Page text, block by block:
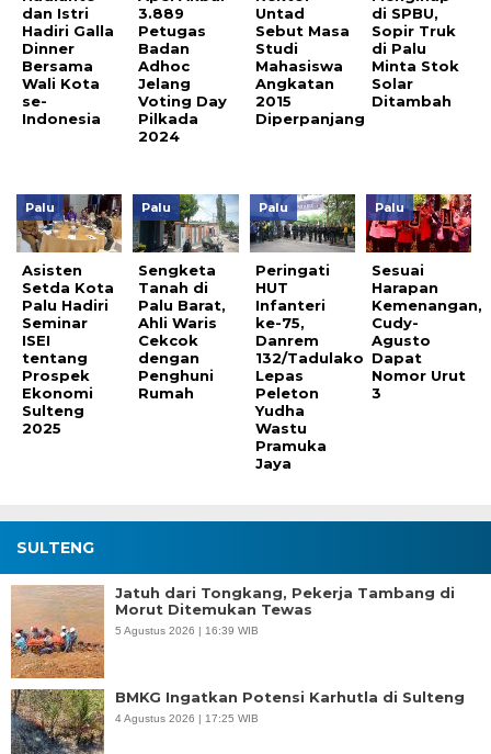
dan Istri
Hadiri Galla
Dinner
Bersama
Wali Kota
se-
Indonesia
3.889
Petugas
Badan
Adhoc
Jelang
Voting Day
Pilkada
2024
Untad
Sebut Masa
Studi
Mahasiswa
Angkatan
2015
Diperpanjang
di SPBU,
Sopir Truk
di Palu
Minta Stok
Solar
Ditambah
Palu
Asisten
Setda Kota
Palu Hadiri
Seminar
ISEI
tentang
Prospek
Ekonomi
Sulteng
2025
Palu
Sengketa
Tanah di
Palu Barat,
Ahli Waris
Cekcok
dengan
Penghuni
Rumah
Palu
Peringati
HUT
Infanteri
ke-75,
Danrem
132/Tadulako
Lepas
Peleton
Yudha
Wastu
Pramuka
Jaya
Palu
Sesuai
Harapan
Kemenangan,
Cudy-
Agusto
Dapat
Nomor Urut
3
SULTENG
Jatuh dari Tongkang, Pekerja Tambang di
Morut Ditemukan Tewas
5 Agustus 2026 | 16:39 WIB
BMKG Ingatkan Potensi Karhutla di Sulteng
4 Agustus 2026 | 17:25 WIB